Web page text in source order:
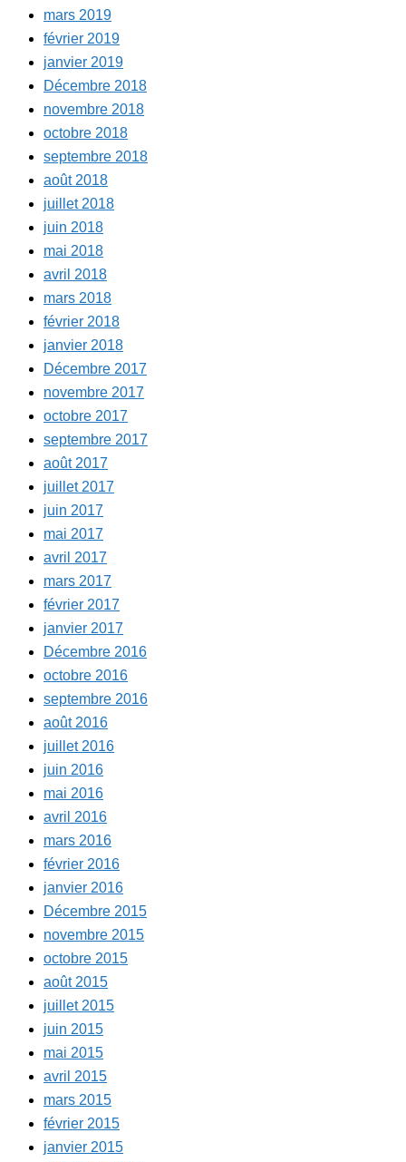
mars 2019
février 2019
janvier 2019
Décembre 2018
novembre 2018
octobre 2018
septembre 2018
août 2018
juillet 2018
juin 2018
mai 2018
avril 2018
mars 2018
février 2018
janvier 2018
Décembre 2017
novembre 2017
octobre 2017
septembre 2017
août 2017
juillet 2017
juin 2017
mai 2017
avril 2017
mars 2017
février 2017
janvier 2017
Décembre 2016
octobre 2016
septembre 2016
août 2016
juillet 2016
juin 2016
mai 2016
avril 2016
mars 2016
février 2016
janvier 2016
Décembre 2015
novembre 2015
octobre 2015
août 2015
juillet 2015
juin 2015
mai 2015
avril 2015
mars 2015
février 2015
janvier 2015